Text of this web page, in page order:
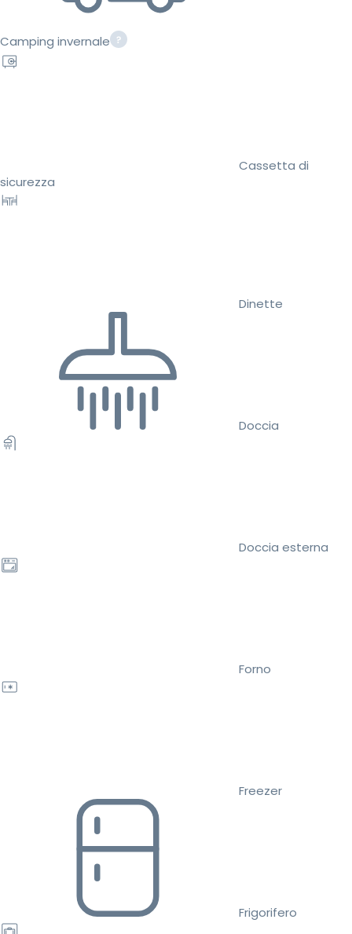
Camping invernale
Cassetta di
sicurezza
Dinette
Doccia
Doccia esterna
Forno
Freezer
Frigorifero